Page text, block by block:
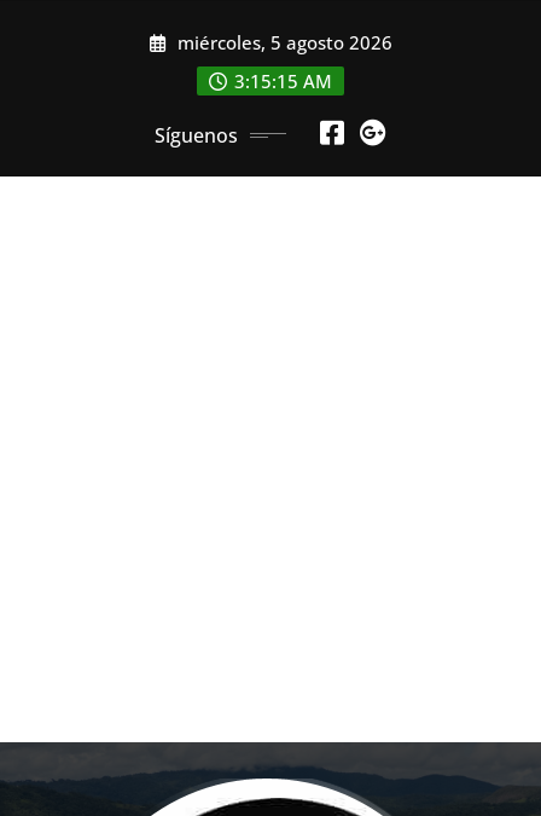
miércoles, 5 agosto 2026
3:15:16 AM
Síguenos